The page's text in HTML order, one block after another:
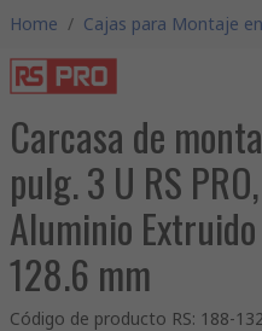
Home / Cajas para Montaje
Carcasa de
pulg. 3 U RS
Aluminio
128.6 mm
Código de producto RS: 188-